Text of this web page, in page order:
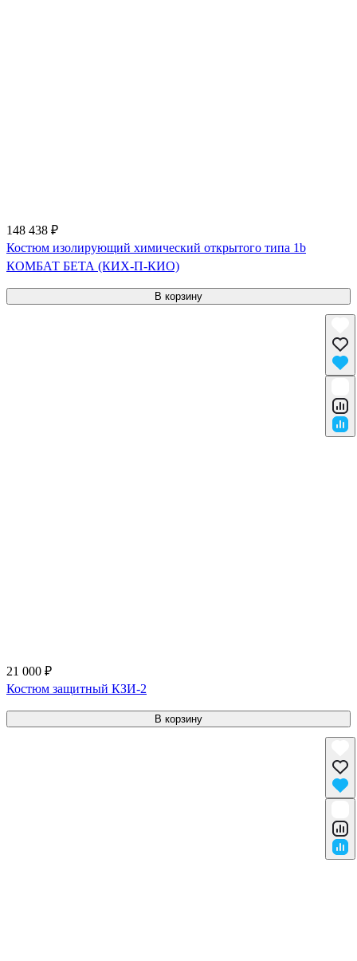
148 438 ₽
Костюм изолирующий химический открытого типа 1b
КОМБАТ БЕТА (КИХ-П-КИО)
В корзину
21 000 ₽
Костюм защитный КЗИ-2
В корзину